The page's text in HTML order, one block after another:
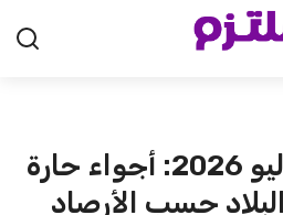
طقس اليوم 8 يوليو 2026: أجواء حارة
حسب الأرصاد